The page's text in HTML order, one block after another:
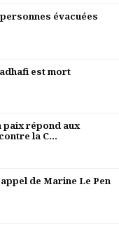
évacuées
est mort
paix répond aux
la C...
de Marine Le Pen